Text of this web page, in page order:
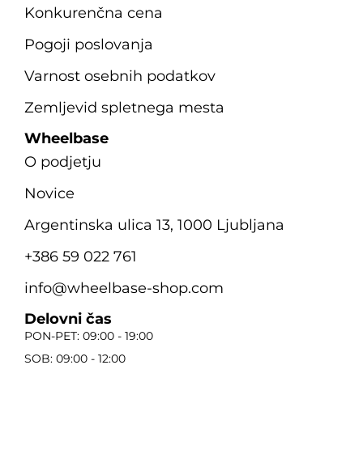
Konkurenčna cena
Pogoji poslovanja
Varnost osebnih podatkov
Zemljevid spletnega mesta
Wheelbase
O podjetju
Novice
Argentinska ulica 13, 1000 Ljubljana
+386 59 022 761
info@wheelbase-shop.com
Delovni čas
PON-PET: 09:00 - 19:00
SOB: 09:00 - 12:00